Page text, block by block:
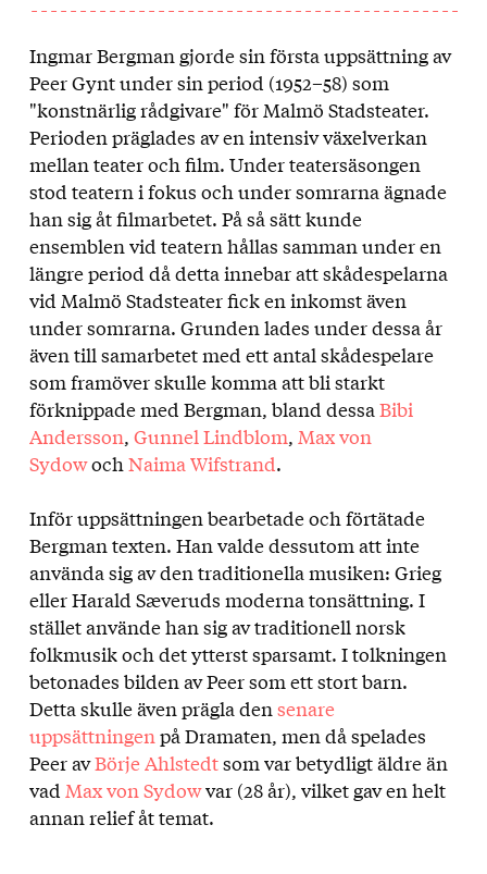
Om
uppsättningen
Ingmar Bergman gjorde sin första uppsättning av
Peer Gynt under sin period (1952–58) som
"konstnärlig rådgivare" för Malmö Stadsteater.
Perioden präglades av en intensiv växelverkan
mellan teater och film. Under teatersäsongen
stod teatern i fokus och under somrarna ägnade
han sig åt filmarbetet. På så sätt kunde
ensemblen vid teatern hållas samman under en
längre period då detta innebar att skådespelarna
vid Malmö Stadsteater fick en inkomst även
under somrarna. Grunden lades under dessa år
även till samarbetet med ett antal skådespelare
som framöver skulle komma att bli starkt
förknippade med Bergman, bland dessaBibi
Andersson, Gunnel Lindblom, Max von
SydowochNaima Wifstrand.
Inför uppsättningen bearbetade och förtätade
Bergman texten. Han valde dessutom att inte
använda sig av den traditionella musiken: Grieg
eller Harald Sæveruds moderna tonsättning. I
stället använde han sig av traditionell norsk
folkmusik och det ytterst sparsamt. I tolkningen
betonades bilden av Peer som ett stort barn.
Detta skulle även prägla densenare
uppsättningenpå Dramaten, men då spelades
Peer avBörje Ahlstedtsom var betydligt äldre än
vad Max von Sydowvar (28 år), vilket gav en helt
annan relief åt temat.